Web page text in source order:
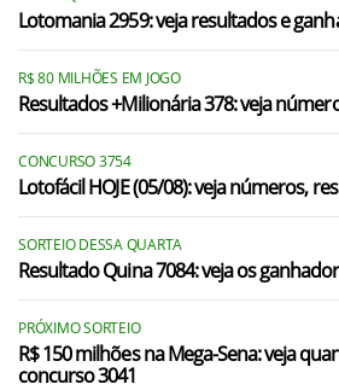
Lotomania 2959: veja resultados e
R$ 80 MILHÕES EM JOGO
Resultados +Milionária 378: veja
CONCURSO 3754
Lotofácil HOJE (05/08): veja números,
SORTEIO DESSA QUARTA
Resultado Quina 7084: veja os
PRÓXIMO SORTEIO
R$ 150 milhões na Mega-Sena: veja
concurso 3041